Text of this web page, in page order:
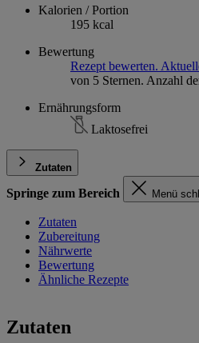
Kalorien / Portion
195 kcal
Bewertung
Rezept bewerten.
von 5 Sternen. Anzahl
Ernährungsform
Laktosefrei
Zutaten
Springe zum Bereich Menü
Zutaten
Zubereitung
Nährwerte
Bewertung
Ähnliche Rezepte
Zutaten